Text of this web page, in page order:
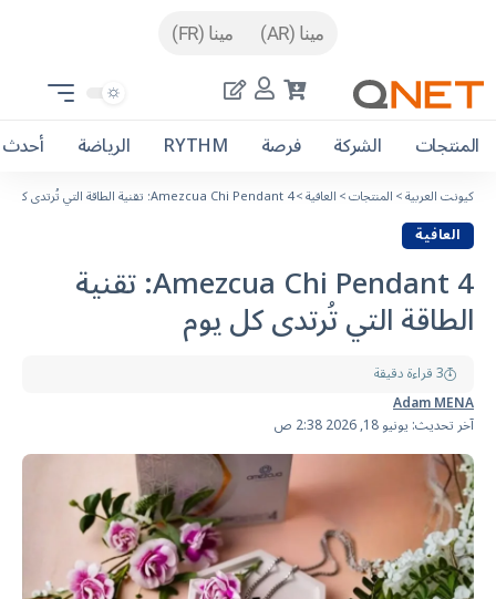
مينا (AR) مينا (FR)
المنتجات الشركة فرصة RYTHM الرياضة أحدث
كيونت العربية>المنتجات>العافية>Amezcua Chi Pendant 4: تقنية الطاقة التي تُرتدى كل يوم
العافية
Amezcua Chi Pendant 4: تقنية
الطاقة التي تُرتدى كل يوم
آخر تحديث: يونيو 18, 2026 2:38 ص
Adam MENA
3 قراءة دقيقة